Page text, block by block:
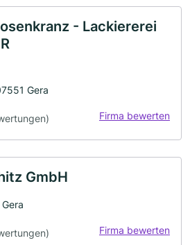
- Lackiererei
Gera
Firma bewerten
GmbH
Firma bewerten